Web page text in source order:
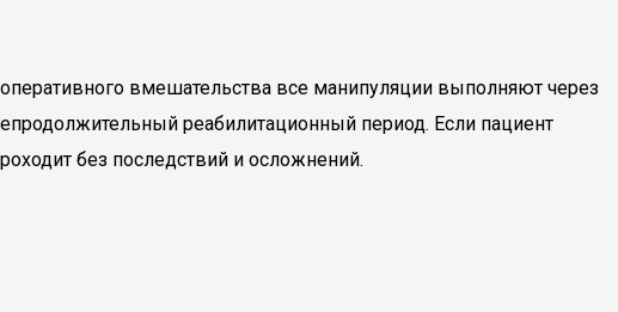
вмешательства все манипуляции выполняют через
реабилитационный период. Если пациент
без последствий и осложнений.